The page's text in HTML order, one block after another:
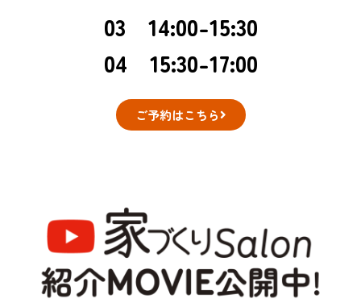
03 14:00-15:30
04 15:30-17:00
ご予約はこちら